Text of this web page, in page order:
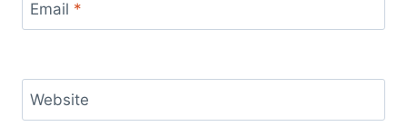
Email *
Website